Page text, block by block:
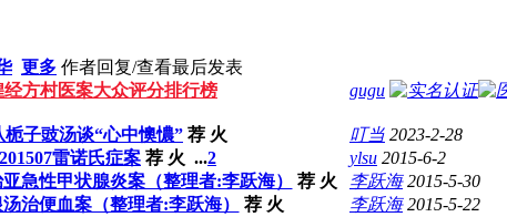
更多 作者回复/查看最后发表
经方村医案大众评分排行榜 gugu
栀子豉汤谈“心中懊憹” 荐 火 叮当 2023-2-28
201507雷诺氏症案 荐 火 ...2 ylsu 2015-6-2
急性甲状腺炎案（整理者:李跃海） 荐 火 李跃海 2015-5-30
治便血案（整理者:李跃海） 荐 火 李跃海 2015-5-22